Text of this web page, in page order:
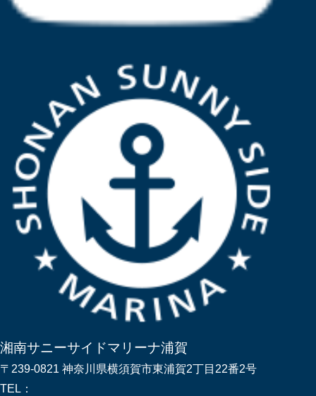
湘南サニーサイドマリーナ浦賀
〒239-0821 神奈川県横須賀市東浦賀2丁目22番2号
TEL：